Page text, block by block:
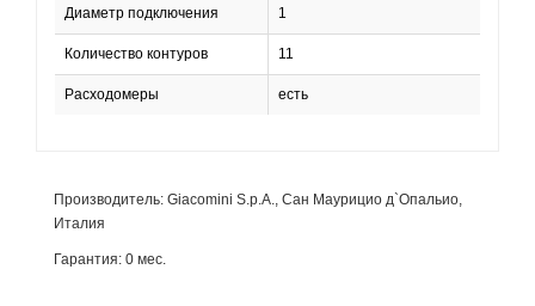
Диаметр подключения 1
Количество контуров 11
Расходомеры есть
Производитель: Giacomini S.p.A., Сан Маурицио д`Опальио,
Италия
Гарантия: 0 мес.